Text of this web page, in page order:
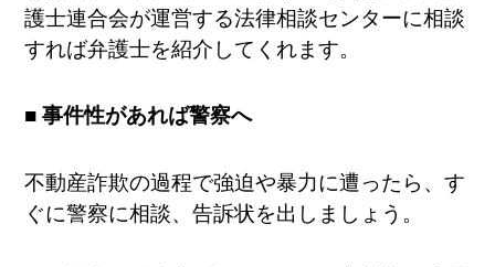
護士連合会が運営する法律相談センターに相談
すれば弁護士を紹介してくれます。
■ 事件性があれば警察へ
不動産詐欺の過程で強迫や暴力に遭ったら、す
ぐに警察に相談、告訴状を出しましょう。